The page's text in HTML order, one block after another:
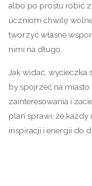
albo po prostu robić
uczniom chwilę
tworzyć własne
nimi na długo.
Jak widać, wycieczka
by spojrzeć na
zainteresowania i
plan sprawi, że
inspiracji i energii do